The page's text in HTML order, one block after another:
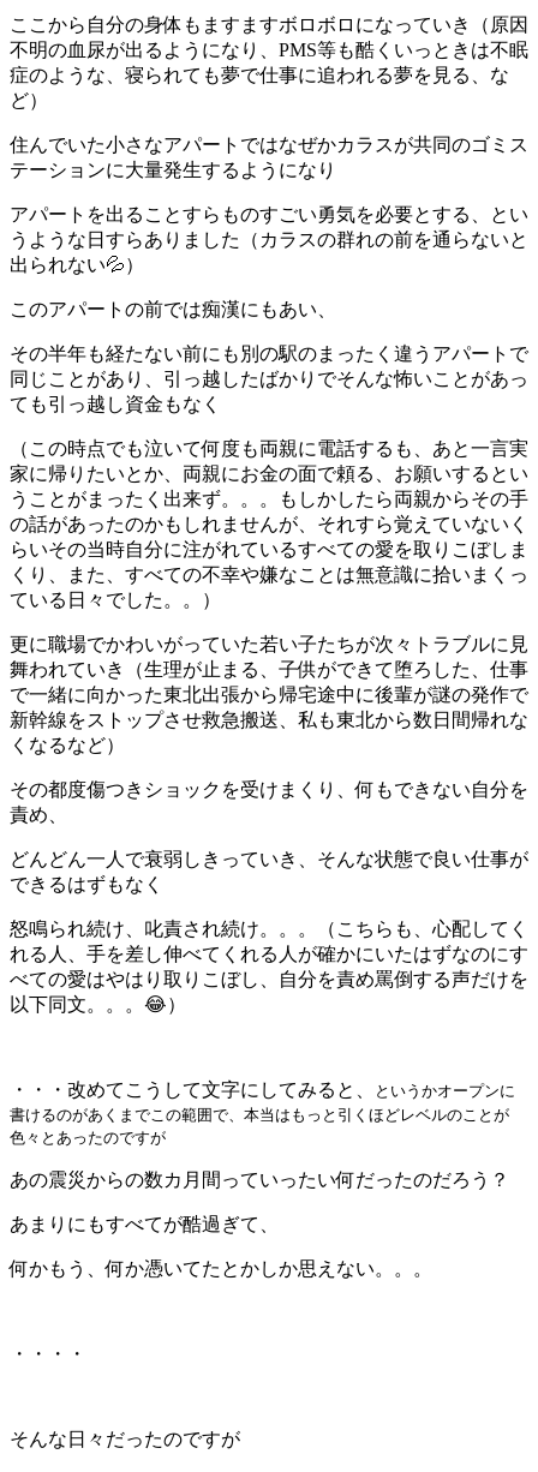
ここから自分の身体もますますボロボロになっていき（原因
不明の血尿が出るようになり、PMS等も酷くいっときは不眠
症のような、寝られても夢で仕事に追われる夢を見る、な
ど）
住んでいた小さなアパートではなぜかカラスが共同のゴミス
テーションに大量発生するようになり
アパートを出ることすらものすごい勇気を必要とする、とい
うような日すらありました（カラスの群れの前を通らないと
出られない💦）
このアパートの前では痴漢にもあい、
その半年も経たない前にも別の駅のまったく違うアパートで
同じことがあり、引っ越したばかりでそんな怖いことがあっ
ても引っ越し資金もなく
（この時点でも泣いて何度も両親に電話するも、あと一言実
家に帰りたいとか、両親にお金の面で頼る、お願いするとい
うことがまったく出来ず。。。もしかしたら両親からその手
の話があったのかもしれませんが、それすら覚えていないく
らいその当時自分に注がれているすべての愛を取りこぼしま
くり、また、すべての不幸や嫌なことは無意識に拾いまくっ
ている日々でした。。）
更に職場でかわいがっていた若い子たちが次々トラブルに見
舞われていき（生理が止まる、子供ができて堕ろした、仕事
で一緒に向かった東北出張から帰宅途中に後輩が謎の発作で
新幹線をストップさせ救急搬送、私も東北から数日間帰れな
くなるなど）
その都度傷つきショックを受けまくり、何もできない自分を
責め、
どんどん一人で衰弱しきっていき、そんな状態で良い仕事が
できるはずもなく
怒鳴られ続け、叱責され続け。。。（こちらも、心配してく
れる人、手を差し伸べてくれる人が確かにいたはずなのにす
べての愛はやはり取りこぼし、自分を責め罵倒する声だけを
以下同文。。。😂）
・・・改めてこうして文字にしてみると、
というかオープンに
書けるのがあくまでこの範囲で、本当はもっと引くほどレベルのことが
色々とあったのですが
あの震災からの数カ月間っていったい何だったのだろう？
あまりにもすべてが酷過ぎて、
何かもう、何か憑いてたとかしか思えない。。。
・・・・
そんな日々だったのですが